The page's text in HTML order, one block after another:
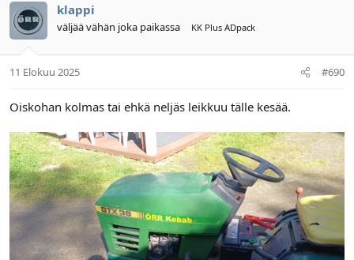
klappi
väljää vähän joka paikassa KK Plus ADpack
11 Elokuu 2025 #690
Oiskohan kolmas tai ehkä neljäs leikkuu tälle kesää.